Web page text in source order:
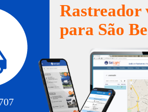
Rastreador
para São